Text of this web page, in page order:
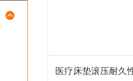
医疗床垫滚压耐久